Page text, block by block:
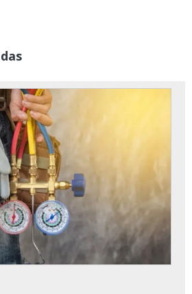
ar condicionado
condicionado industrial
condicionado multi split
condicionado split
ar condicionado
ar condicionado com pmoc
ar condicionado split